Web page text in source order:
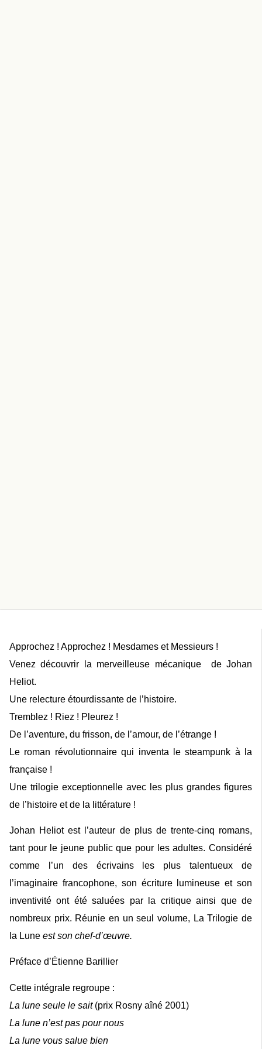
Approchez ! Approchez ! Mesdames et Messieurs !
Venez découvrir la merveilleuse mécanique de Johan
Heliot.
Une relecture étourdissante de l’histoire.
Tremblez ! Riez ! Pleurez !
De l’aventure, du frisson, de l’amour, de l’étrange !
Le roman révolutionnaire qui inventa le steampunk à la
française !
Une trilogie exceptionnelle avec les plus grandes figures
de l’histoire et de la littérature !
Johan Heliot est l’auteur de plus de trente-cinq romans,
tant pour le jeune public que pour les adultes. Considéré
comme l’un des écrivains les plus talentueux de
l’imaginaire francophone, son écriture lumineuse et son
inventivité ont été saluées par la critique ainsi que de
nombreux prix. Réunie en un seul volume, La Trilogie de
la Lune est son chef-d’œuvre.
Préface d’Étienne Barillier
Cette intégrale regroupe :
La lune seule le sait(prix Rosny aîné 2001)
La lune n’est pas pour nous
La lune vous salue bien